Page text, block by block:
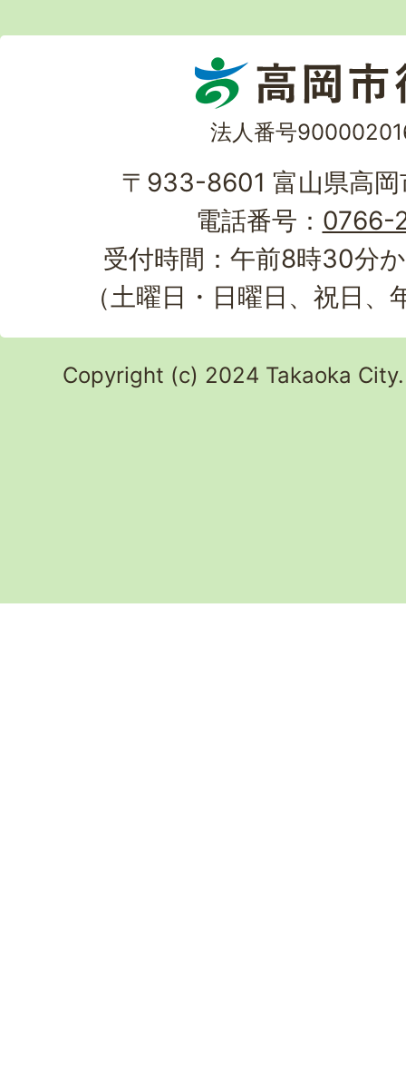
法人番号
〒933-8601 富山県高
電話番号： 0766-
受付時間：午前8時30分
（土曜日・日曜日、祝日
Copyright (c) 2024 Takaoka